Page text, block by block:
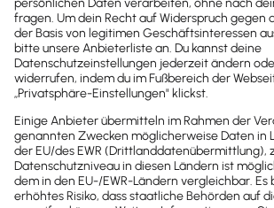
Lexware übernimmt das für
Automatisiert, rechtssicher,
Damit du dich auf das
wofür du dich selbstständig
hast.Perfekt für
Gründer und kleine Teams.
Preise ansehen